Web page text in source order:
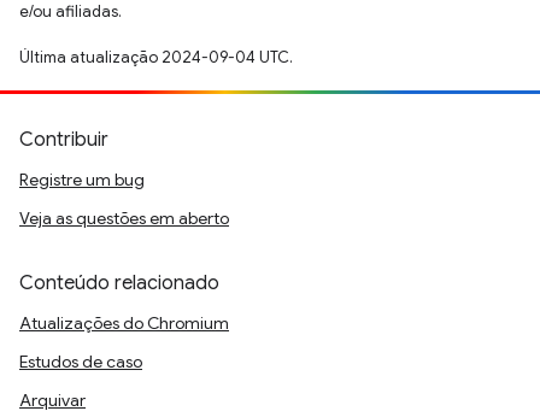
e/ou afiliadas.
Última atualização 2024-09-04 UTC.
Contribuir
Registre um bug
Veja as questões em aberto
Conteúdo relacionado
Atualizações do Chromium
Estudos de caso
Arquivar